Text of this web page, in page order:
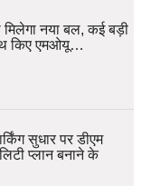
नया बल, कई बड़ी
किए एमओयू…
सुधार पर डीएम
प्लान बनाने के